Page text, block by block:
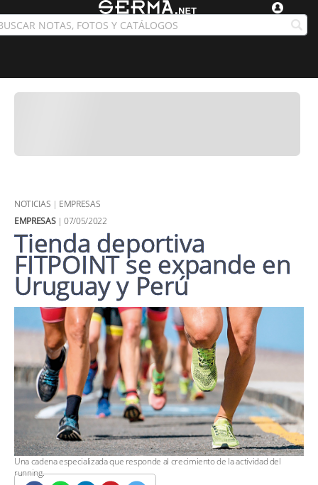
NOTICIAS | EMPRESAS
EMPRESAS| 07/05/2022
Tienda deportiva
FITPOINT se expande en
Uruguay y Perú
Una cadena especializada que responde al crecimiento de la actividad del
running.